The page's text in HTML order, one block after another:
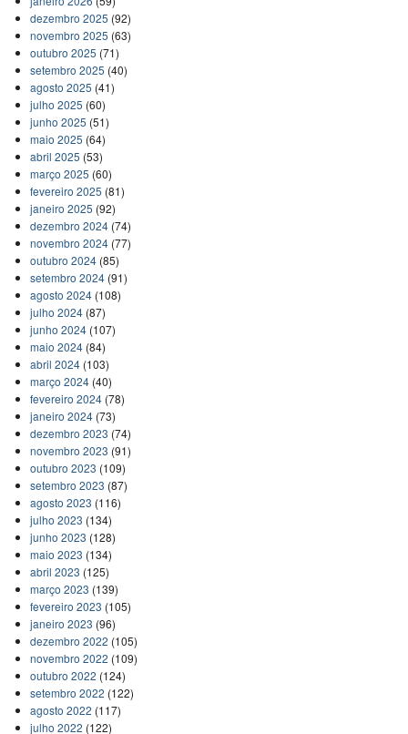
dezembro 2025 (92)
novembro 2025 (63)
outubro 2025 (71)
setembro 2025 (40)
agosto 2025 (41)
julho 2025 (60)
junho 2025 (51)
maio 2025 (64)
abril 2025 (53)
março 2025 (60)
fevereiro 2025 (81)
janeiro 2025 (92)
dezembro 2024(74)
novembro 2024(77)
outubro 2024(85)
setembro 2024(91)
agosto 2024(108)
julho 2024(87)
junho 2024(107)
maio 2024(84)
abril 2024(103)
março 2024(40)
fevereiro 2024(78)
janeiro 2024(73)
dezembro 2023 (74)
novembro 2023 (91)
outubro 2023 (109)
setembro 2023 (87)
agosto 2023 (116)
julho 2023 (134)
junho 2023 (128)
maio 2023 (134)
abril 2023 (125)
março 2023 (139)
fevereiro 2023 (105)
janeiro 2023 (96)
dezembro 2022 (105)
novembro 2022 (109)
outubro 2022 (124)
setembro 2022 (122)
agosto 2022 (117)
julho 2022 (122)